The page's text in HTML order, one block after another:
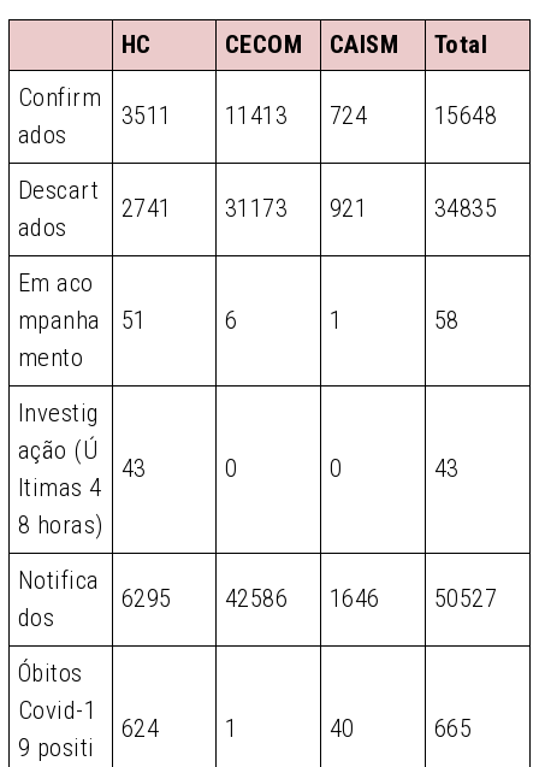
HC CECOM CAISM
Total
Confirm
ados
3511 11413 724 15648
Descart
ados
2741 31173 921 34835
Em aco
mpanha
mento
51 6 1 58
Investig
ação (Ú
ltimas 4
8 horas)
43 0 0 43
Notifica
dos
6295 42586 1646 50527
Óbitos
Covid-1
9 positi
624 1 40 665